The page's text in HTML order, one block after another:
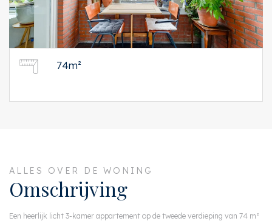
74m²
ALLES OVER DE WONING
Omschrijving
Een heerlijk licht 3-kamer appartement op de tweede verdieping van 74 m²